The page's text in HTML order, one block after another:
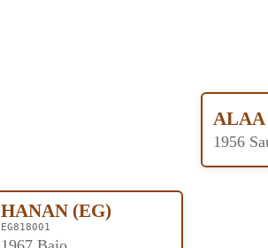
HANAN (EG)
EG818001
ALAA
1956